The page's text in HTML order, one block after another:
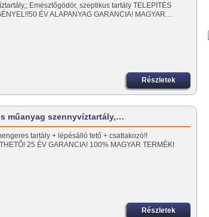
Emésztőgödör, szeptikus tartály TELEPÍTÉS
ÉV ALAPANYAG GARANCIA! MAGYAR…
Részletek
műanyag szennyvíztartály,…
tartály + lépésálló tető + csatlakozó!!
25 ÉV GARANCIA! 100% MAGYAR TERMÉK!
Részletek